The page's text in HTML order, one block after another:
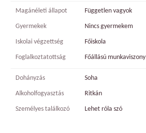
Magánéleti állapot Független vagyok
Gyermekek Nincs gyermekem
Iskolai végzettség Főiskola
Foglalkoztatottság Főállású munkaviszony
Dohányzás Soha
Alkoholfogyasztás Ritkán
Személyes találkozó Lehet róla szó